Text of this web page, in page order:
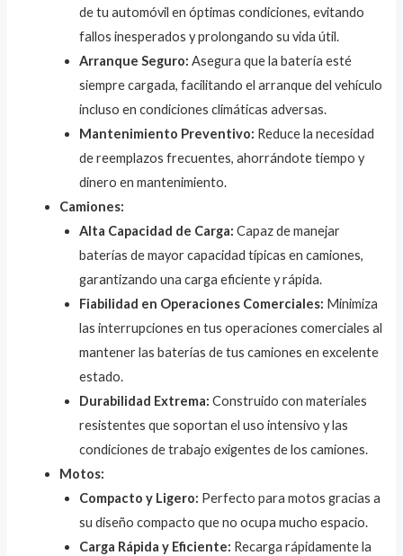
de tu automóvil en óptimas condiciones, evitando
fallos inesperados y prolongando su vida útil.
Arranque Seguro: Asegura que la batería esté
siempre cargada, facilitando el arranque del vehículo
incluso en condiciones climáticas adversas.
Mantenimiento Preventivo: Reduce la necesidad
de reemplazos frecuentes, ahorrándote tiempo y
dinero en mantenimiento.
Camiones:
Alta Capacidad de Carga: Capaz de manejar
baterías de mayor capacidad típicas en camiones,
garantizando una carga eficiente y rápida.
Fiabilidad en Operaciones Comerciales: Minimiza
las interrupciones en tus operaciones comerciales al
mantener las baterías de tus camiones en excelente
estado.
Durabilidad Extrema: Construido con materiales
resistentes que soportan el uso intensivo y las
condiciones de trabajo exigentes de los camiones.
Motos:
Compacto y Ligero: Perfecto para motos gracias a
su diseño compacto que no ocupa mucho espacio.
Carga Rápida y Eficiente: Recarga rápidamente la